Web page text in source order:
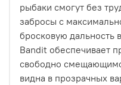
рыбаки смогут без
забросы с
бросковую дальность
Bandit обеспечивает
свободно
видна в прозрачных